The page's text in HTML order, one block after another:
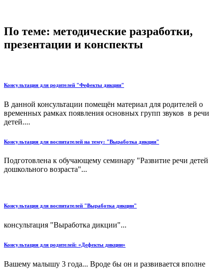
По теме: методические разработки,
презентации и конспекты
Консультация для родителей "Фефекты дикции"
В данной консультации помещён материал для родителей о
временных рамках появления основных групп звуков в речи
детей....
Консультация для воспитателей на тему: "Выработка дикции"
Подготовлена к обучающему семинару "Развитие речи детей
дошкольного возраста"...
Консультация для воспитателей "Выработка дикции"
консультация "Выработка дикции"...
Консультация для родителей: «Дефекты дикции»
Вашему малышу 3 года... Вроде бы он и развивается вполне